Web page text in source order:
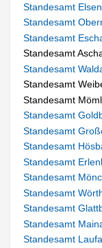
Standesamt
Standesamt
Standesamt
Standesamt
Standesamt
Standesamt
Standesamt
Standesamt
Standesamt
Standesamt
Standesamt
Standesamt
Standesamt
Standesamt
Standesamt
Standesamt